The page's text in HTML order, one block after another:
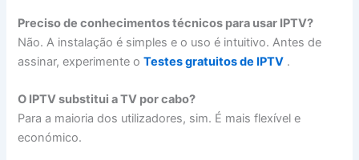
Preciso de conhecimentos técnicos para usar IPTV?
Não. A instalação é simples e o uso é intuitivo. Antes de
assinar, experimente oTestes gratuitos de IPTV .
O IPTV substitui a TV por cabo?
Para a maioria dos utilizadores, sim. É mais flexível e
económico.